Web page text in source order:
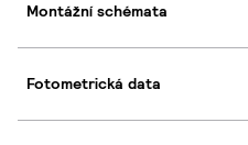
Montážní schémata
Fotometrická data